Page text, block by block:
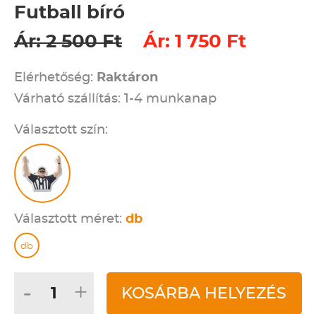
Futball bíró
Ár: 2 500 Ft
Ár: 1 750 Ft
Elérhetőség: Raktáron
Várható szállítás: 1-4 munkanap
Választott szín:
Választott méret: db
db
- + KOSÁRBA HELYEZÉS